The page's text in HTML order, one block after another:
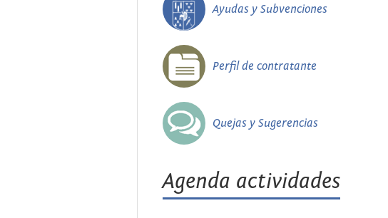
Ayudas y Subvenciones
Perfil de contratante
Quejas y Sugerencias
Agenda actividades